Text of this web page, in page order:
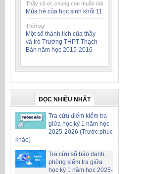
Thầy cô ơi, chúng con muốn nói
Mùa hè của học sinh khối 11
Thời sự
Một số thành tích của thầy
và trò Trường THPT Thạch
Bàn năm học 2015-2016
ĐỌC NHIỀU NHẤT
Tra cứu điểm kiểm tra
giữa học kỳ 1 năm học
2025-2026 (Trước phúc
khảo)
Tra cứu số báo danh,
phòng kiểm tra giữa
học kỳ 1 năm học 2025-